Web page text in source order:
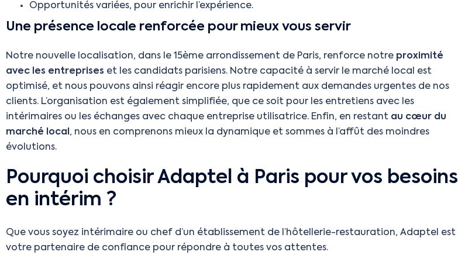
Opportunités variées, pour enrichir l’expérience.
Une présence locale renforcée pour mieux vous servir
Notre nouvelle localisation, dans le 15ème arrondissement de Paris, renforce notre proximité
avec les entreprises et les candidats parisiens. Notre capacité à servir le marché local est
optimisé, et nous pouvons ainsi réagir encore plus rapidement aux demandes urgentes de nos
clients. L’organisation est également simplifiée, que ce soit pour les entretiens avec les
intérimaires ou les échanges avec chaque entreprise utilisatrice. Enfin, en restant au cœur du
marché local , nous en comprenons mieux la dynamique et sommes à l’affût des moindres
évolutions.
Pourquoi choisir Adaptel à Paris pour vos besoins
en intérim ?
Que vous soyez intérimaire ou chef d’un établissement de l’hôtellerie-restauration, Adaptel est
votre partenaire de confiance pour répondre à toutes vos attentes.